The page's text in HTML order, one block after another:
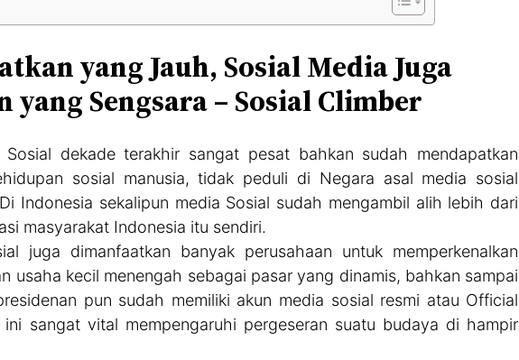
yang Jauh, Sosial Media Juga
yang Sengsara – Sosial Climber
Sosial dekade terakhir sangat pesat bahkan sudah mendapatkan
sosial manusia, tidak peduli di Negara asal media sosial
Indonesia sekalipun media Sosial sudah mengambil alih lebih dari
masyarakat Indonesia itu sendiri.
juga dimanfaatkan banyak perusahaan untuk memperkenalkan
usaha kecil menengah sebagai pasar yang dinamis, bahkan sampai
pun sudah memiliki akun media sosial resmi atau Official
sangat vital mempengaruhi pergeseran suatu budaya di hampir